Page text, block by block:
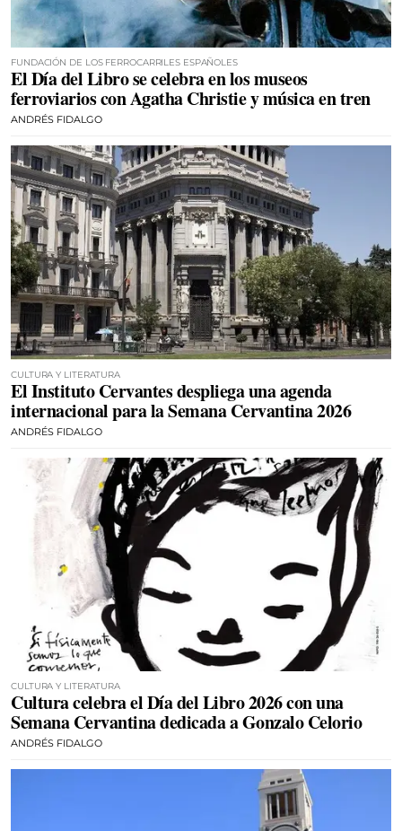
FUNDACIÓN DE LOS FERROCARRILES ESPAÑOLES
El Día del Libro se celebra en los museos
ferroviarios con Agatha Christie y música en tren
ANDRÉS FIDALGO
CULTURA Y LITERATURA
El Instituto Cervantes despliega una agenda
internacional para la Semana Cervantina 2026
ANDRÉS FIDALGO
CULTURA Y LITERATURA
Cultura celebra el Día del Libro 2026 con una
Semana Cervantina dedicada a Gonzalo Celorio
ANDRÉS FIDALGO